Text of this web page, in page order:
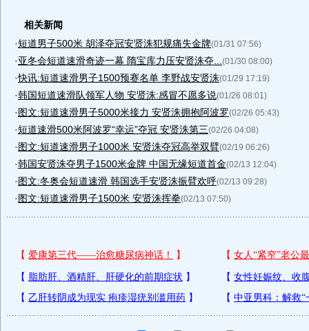
相关新闻
·短道男子500米 胡泽夺冠安贤洙犯规痛失金牌(01/31 07:56)
·亚冬会短道速滑奇迹一幕 隋宝库力压安贤洙夺... (01/30 08:00)
·快讯:短道速滑男子1500预赛名单 李野战安贤洙(01/29 17:19)
·韩国短道速滑队领军人物 安贤洙:感冒不愿多说(01/26 08:01)
·图文:短道速滑男子5000米接力 安贤洙拥抱阿波罗(02/26 05:43)
·短道速滑500米阿波罗“幸运”夺冠 安贤洙第三(02/26 04:08)
·图文:短道速滑男子1000米 安贤洙夺冠高举双臂(02/19 06:26)
·韩国安贤洙夺男子1500米金牌 中国无缘短道首金(02/13 12:04)
·图文:冬奥会短道速滑 韩国选手安贤洙振臂欢呼(02/13 09:28)
·图文:短道速滑男子1500米 安贤洙挥拳(02/13 07:50)